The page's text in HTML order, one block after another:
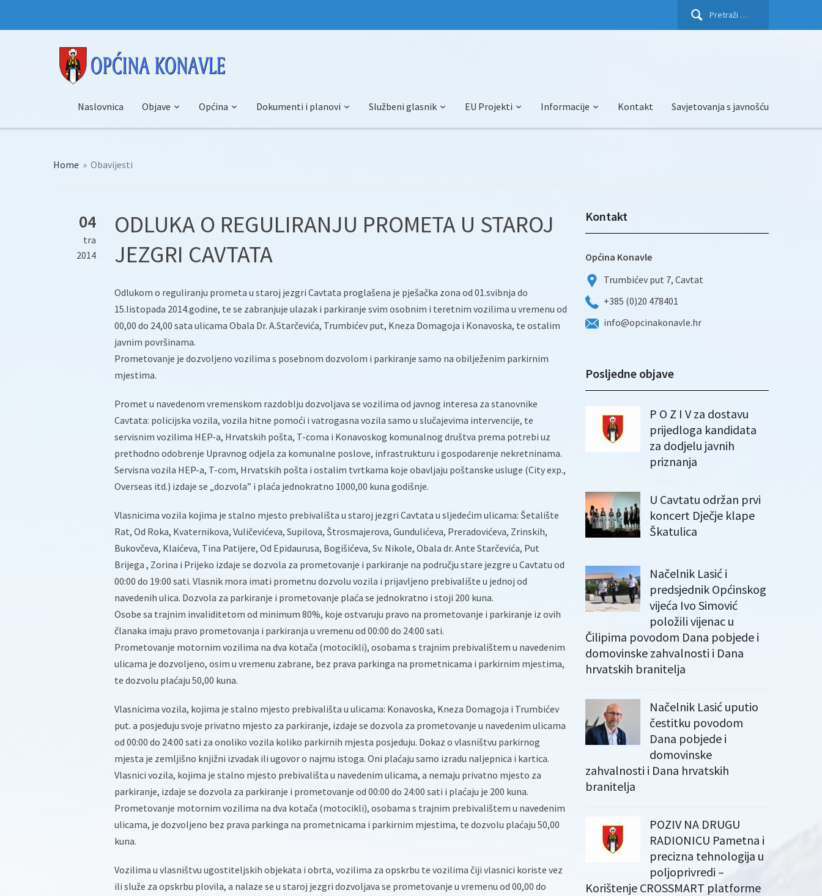
Pretraži:
Naslovnica Objave Općina Dokumenti i planovi Službeni glasnik EU Projekti Informacije Kontakt Savjetovanja s javnošću
Home » Obavijesti
04
tra
2014
ODLUKA O REGULIRANJU PROMETA U STAROJ
JEZGRI CAVTATA
Odlukom o reguliranju prometa u staroj jezgri Cavtata proglašena je pješačka zona od 01.svibnja do
15.listopada 2014.godine, te se zabranjuje ulazak i parkiranje svim osobnim i teretnim vozilima u vremenu od
00,00 do 24,00 sata ulicama Obala Dr. A.Starčevića, Trumbićev put, Kneza Domagoja i Konavoska, te ostalim
javnim površinama.
Prometovanje je dozvoljeno vozilima s posebnom dozvolom i parkiranje samo na obilježenim parkirnim
mjestima.
Promet u navedenom vremenskom razdoblju dozvoljava se vozilima od javnog interesa za stanovnike
Cavtata: policijska vozila, vozila hitne pomoći i vatrogasna vozila samo u slučajevima intervencije, te
servisnim vozilima HEP-a, Hrvatskih pošta, T-coma i Konavoskog komunalnog društva prema potrebi uz
prethodno odobrenje Upravnog odjela za komunalne poslove, infrastrukturu i gospodarenje nekretninama.
Servisna vozila HEP-a, T-com, Hrvatskih pošta i ostalim tvrtkama koje obavljaju poštanske usluge (City exp.,
Overseas itd.) izdaje se „dozvola” i plaća jednokratno 1000,00 kuna godišnje.
Vlasnicima vozila kojima je stalno mjesto prebivališta u staroj jezgri Cavtata u sljedećim ulicama: Šetalište
Rat, Od Roka, Kvaternikova, Vuličevićeva, Supilova, Štrosmajerova, Gundulićeva, Preradovićeva, Zrinskih,
Bukovčeva, Klaićeva, Tina Patijere, Od Epidaurusa, Bogišićeva, Sv. Nikole, Obala dr. Ante Starčevića, Put
Brijega , Zorina i Prijeko izdaje se dozvola za prometovanje i parkiranje na području stare jezgre u Cavtatu od
00:00 do 19:00 sati. Vlasnik mora imati prometnu dozvolu vozila i prijavljeno prebivalište u jednoj od
navedenih ulica. Dozvola za parkiranje i prometovanje plaća se jednokratno i stoji 200 kuna.
Osobe sa trajnim invaliditetom od minimum 80%, koje ostvaruju pravo na prometovanje i parkiranje iz ovih
članaka imaju pravo prometovanja i parkiranja u vremenu od 00:00 do 24:00 sati.
Prometovanje motornim vozilima na dva kotača (motocikli), osobama s trajnim prebivalištem u navedenim
ulicama je dozvoljeno, osim u vremenu zabrane, bez prava parkinga na prometnicama i parkirnim mjestima,
te dozvolu plaćaju 50,00 kuna.
Vlasnicima vozila, kojima je stalno mjesto prebivališta u ulicama: Konavoska, Kneza Domagoja i Trumbićev
put. a posjeduju svoje privatno mjesto za parkiranje, izdaje se dozvola za prometovanje u navedenim ulicama
od 00:00 do 24:00 sati za onoliko vozila koliko parkirnih mjesta posjeduju. Dokaz o vlasništvu parkirnog
mjesta je zemljišno knjižni izvadak ili ugovor o najmu istoga. Oni plaćaju samo izradu naljepnica i kartica.
Vlasnici vozila, kojima je stalno mjesto prebivališta u navedenim ulicama, a nemaju privatno mjesto za
parkiranje, izdaje se dozvola za parkiranje i prometovanje od 00:00 do 24:00 sati i plaćaju je 200 kuna.
Prometovanje motornim vozilima na dva kotača (motocikli), osobama s trajnim prebivalištem u navedenim
ulicama, je dozvoljeno bez prava parkinga na prometnicama i parkirnim mjestima, te dozvolu plaćaju 50,00
kuna.
Vozilima u vlasništvu ugostiteljskih objekata i obrta, vozilima za opskrbu te vozilima čiji vlasnici koriste vez
ili služe za opskrbu plovila, a nalaze se u staroj jezgri dozvoljava se prometovanje u vremenu od 00,00 do
Kontakt
Općina Konavle
Trumbićev put 7, Cavtat
+385 (0)20 478401
info@opcinakonavle.hr
Posljedne objave
P O Z I V za dostavu
prijedloga kandidata
za dodjelu javnih
priznanja
U Cavtatu održan prvi
koncert Dječje klape
Škatulica
Načelnik Lasić i
predsjednik Općinskog
vijeća Ivo Simović
položili vijenac u
Čilipima povodom Dana pobjede i
domovinske zahvalnosti i Dana
hrvatskih branitelja
Načelnik Lasić uputio
čestitku povodom
Dana pobjede i
domovinske
zahvalnosti i Dana hrvatskih
branitelja
POZIV NA DRUGU
RADIONICU Pametna i
precizna tehnologija u
poljoprivredi –
Korištenje CROSSMART platforme